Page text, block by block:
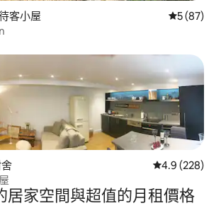
客小屋 從 87 則評
5 (87)
從 228 則評
4.9 (228)
居家空間與超值的月租價格